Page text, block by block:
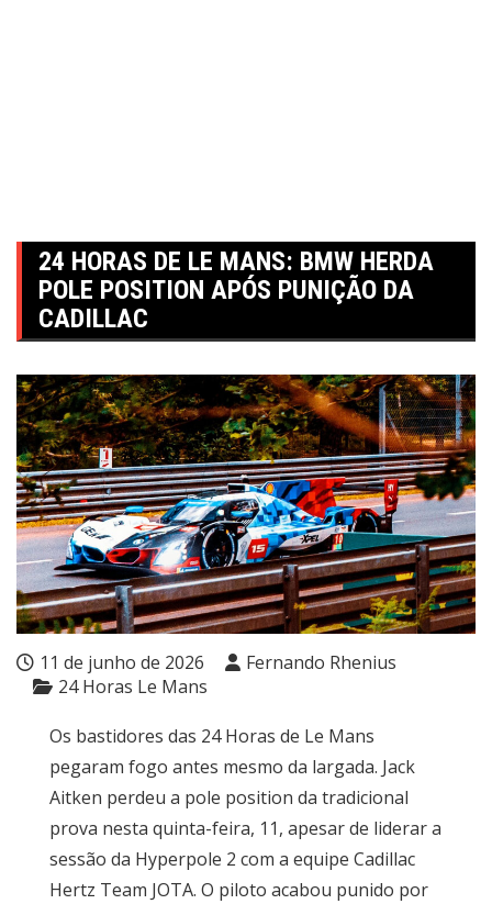
24 HORAS DE LE MANS: BMW HERDA
POLE POSITION APÓS PUNIÇÃO DA
CADILLAC
11 de junho de 2026
Fernando Rhenius
24 Horas Le Mans
Os bastidores das 24 Horas de Le Mans
pegaram fogo antes mesmo da largada. Jack
Aitken perdeu a pole position da tradicional
prova nesta quinta-feira, 11, apesar de liderar a
sessão da Hyperpole 2 com a equipe Cadillac
Hertz Team JOTA. O piloto acabou punido por